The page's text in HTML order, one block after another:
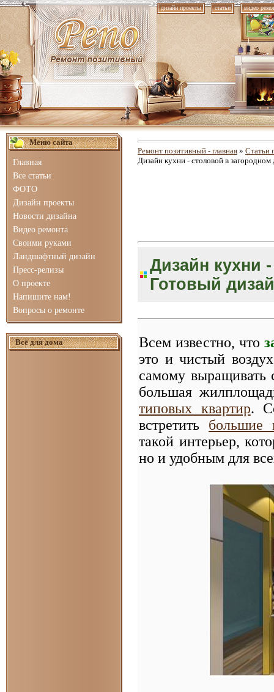
дизайн проекты статьи видео
Меню сайта
Главная
Все статьи
ФОТО
Дизайн проекты
Новости дизайна
Видео ремонта
Своими руками
Ландшафтный дизайн
Пресс-релизы
О проекте
Напишите нам!
Вопросы о ремонте
Всё для дома
Ремонт позитивный - главная » Статьи
Дизайн кухни - столовой в
Дизайн кухни
Готовый
Всем известно, что
это и чистый
самому
большая
типовых квартир.
встретить большие
такой интерьер,
но и удобным для